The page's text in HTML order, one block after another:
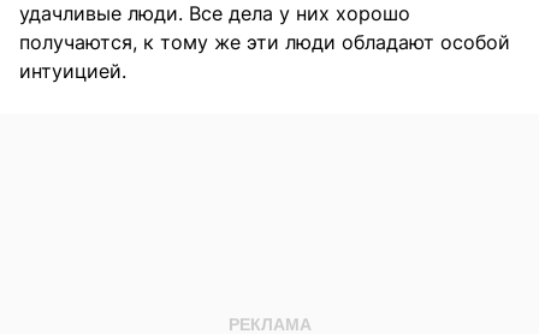
удачливые люди. Все дела у них хорошо
получаются, к тому же эти люди обладают особой
интуицией.